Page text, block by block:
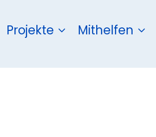
Projekte Mithelfen